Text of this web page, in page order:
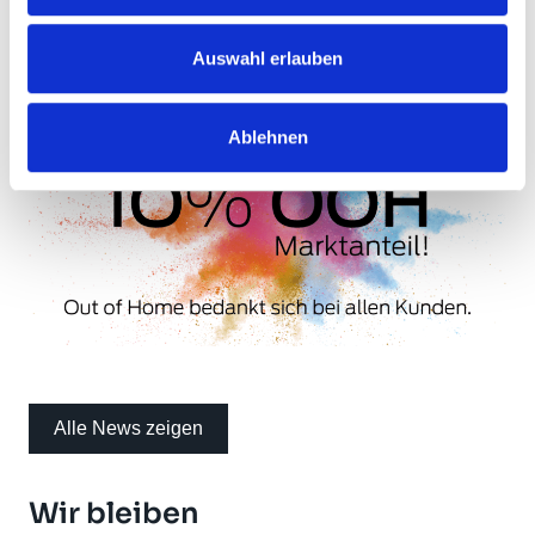
Auswahl erlauben
Ablehnen
verwurzelt sind – und zugleich eine breite öffentliche
Wahrnehmung ermöglichen.
Alle News zeigen
Wir bleiben